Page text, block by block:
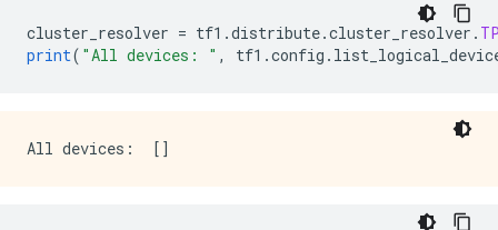
cluster_resolver = tf1 .distribute.cluster_resolver .
print( "All devices: " , tf1 .config .